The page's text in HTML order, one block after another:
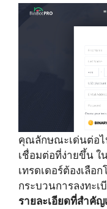
คุณลักษณะเด่นต่อ
เชื่อมต่อที่ง่ายขึ้น
เทรดเดอร์ต้องเลือ
กระบวนการลงทะเ
รายละเอียดที่สำคั